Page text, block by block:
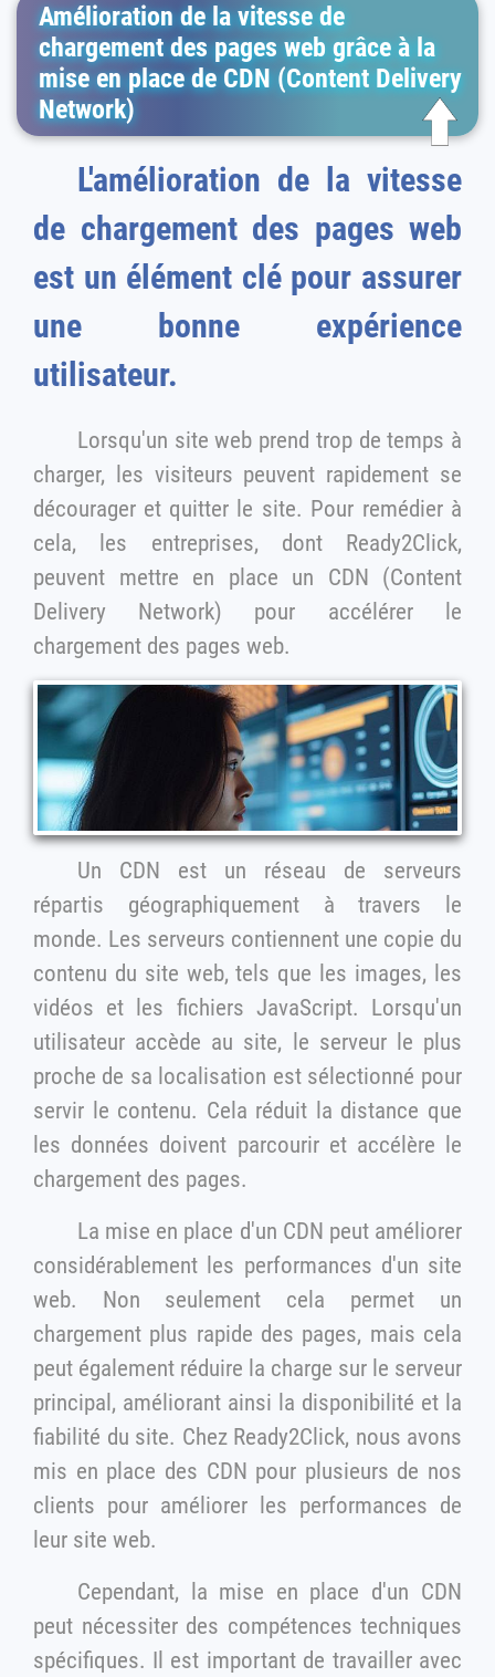
Amélioration de la vitesse de
chargement des pages web grâce à la
mise en place de CDN (Content Delivery
Network)
L'amélioration de la vitesse
de chargement des pages web
est un élément clé pour assurer
une bonne expérience
utilisateur.
Lorsqu'un site web prend trop de temps à
charger, les visiteurs peuvent rapidement se
décourager et quitter le site. Pour remédier à
cela, les entreprises, dont Ready2Click,
peuvent mettre en place un CDN (Content
Delivery Network) pour accélérer le
chargement des pages web.
Un CDN est un réseau de serveurs
répartis géographiquement à travers le
monde. Les serveurs contiennent une copie du
contenu du site web, tels que les images, les
vidéos et les fichiers JavaScript. Lorsqu'un
utilisateur accède au site, le serveur le plus
proche de sa localisation est sélectionné pour
servir le contenu. Cela réduit la distance que
les données doivent parcourir et accélère le
chargement des pages.
La mise en place d'un CDN peut améliorer
considérablement les performances d'un site
web. Non seulement cela permet un
chargement plus rapide des pages, mais cela
peut également réduire la charge sur le serveur
principal, améliorant ainsi la disponibilité et la
fiabilité du site. Chez Ready2Click, nous avons
mis en place des CDN pour plusieurs de nos
clients pour améliorer les performances de
leur site web.
Cependant, la mise en place d'un CDN
peut nécessiter des compétences techniques
spécifiques. Il est important de travailler avec